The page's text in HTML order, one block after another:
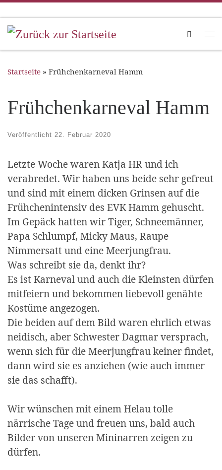
Zum Inhalt springen
Search
Startseite » Frühchenkarneval Hamm
Frühchenkarneval Hamm
Veröffentlicht 22. Februar 2020
Letzte Woche waren Katja HR und ich
verabredet. Wir haben uns beide sehr gefreut
und sind mit einem dicken Grinsen auf die
Frühchenintensiv des EVK Hamm gehuscht.
Im Gepäck hatten wir Tiger, Schneemänner,
Papa Schlumpf, Micky Maus, Raupe
Nimmersatt und eine Meerjungfrau.
Was schreibt sie da, denkt ihr?
Es ist Karneval und auch die Kleinsten dürfen
mitfeiern und bekommen liebevoll genähte
Kostüme angezogen.
Die beiden auf dem Bild waren ehrlich etwas
neidisch, aber Schwester Dagmar versprach,
wenn sich für die Meerjungfrau keiner findet,
dann wird sie es anziehen (wie auch immer
sie das schafft).
Wir wünschen mit einem Helau tolle
närrische Tage und freuen uns, bald auch
Bilder von unseren Mininarren zeigen zu
dürfen.